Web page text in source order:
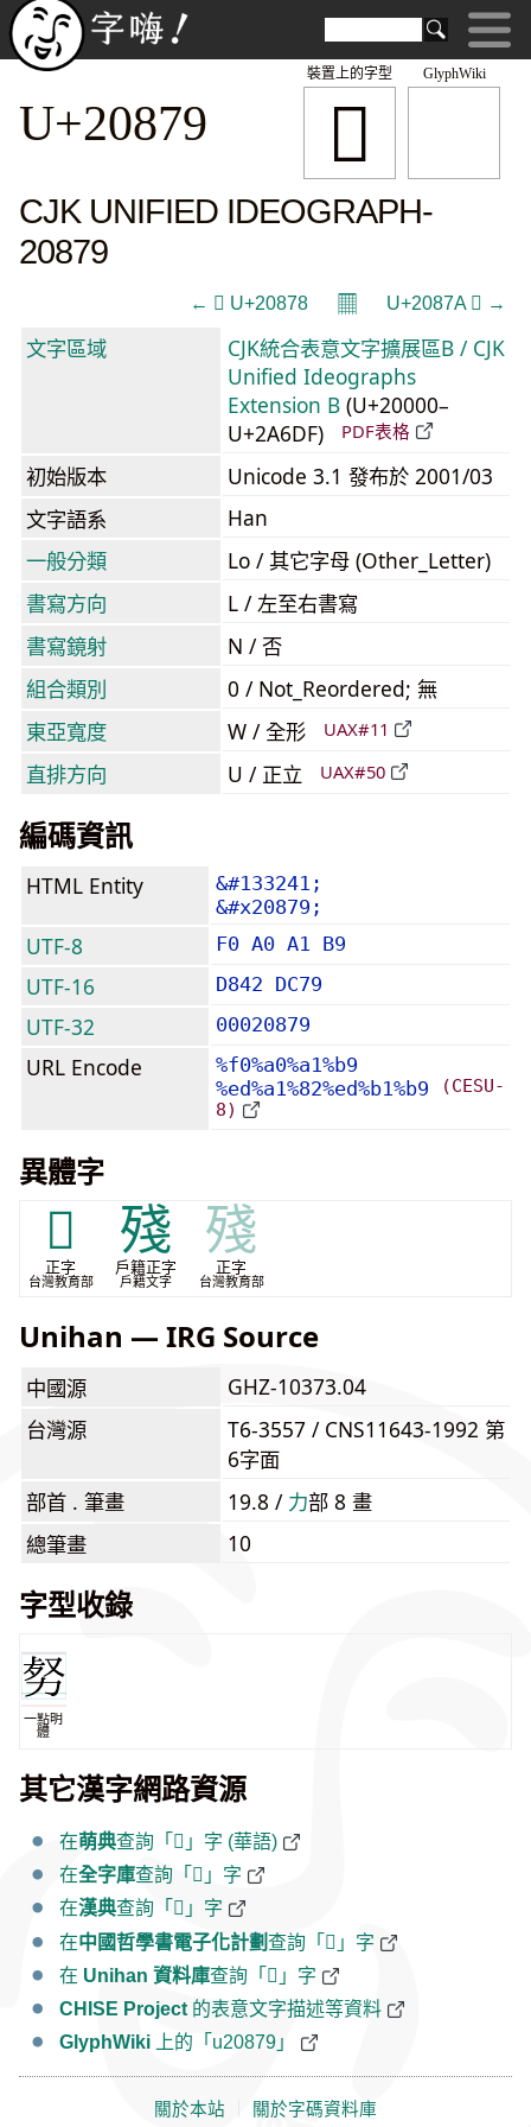
GlyphWiki
𠡹
裝置上的字型
U+20879
CJK UNIFIED IDEOGRAPH-
20879
← 𠡸 U+20878 𝄜 U+2087A 𠡺 →
文字區域
CJK統合表意文字擴展區B / CJK
Unified Ideographs
Extension B (U+20000–
U+2A6DF)
PDF表格
初始版本
Unicode 3.1 發布於 2001/03
文字語系
Han
一般分類
Lo / 其它字母 (Other_Letter)
書寫方向
L / 左至右書寫
書寫鏡射
N / 否
組合類別
0 / Not_Reordered; 無
東亞寬度
W / 全形 UAX#11
直排方向 U / 正立 UAX#50
編碼資訊
HTML Entity
&#133241;
&#x20879;
UTF-8 F0 A0 A1 B9
UTF-16 D842 DC79
UTF-32 00020879
URL Encode
%f0%a0%a1%b9
%ed%a1%82%ed%b1%b9
(CESU-
8)
異體字
𠡡
正字
台灣教育部
殘
戶籍正字
戶籍文字
殘
正字
台灣教育部
Unihan — IRG Source
中國源
GHZ-10373.04
台灣源
T6-3557 / CNS11643-1992 第
6字面
部首 . 筆畫
19.8 / ⼒部 8 畫
總筆畫
10
字型收錄
一點明
體
其它漢字網路資源
在萌典查詢「𠡹」字 (華語)
在全字庫查詢「𠡹」字
在漢典查詢「𠡹」字
在中國哲學書電子化計劃查詢「𠡹」字
在 Unihan 資料庫查詢「𠡹」字
CHISE Project 的表意文字描述等資料
GlyphWiki 上的「u20879」
關於本站 關於字碼資料庫